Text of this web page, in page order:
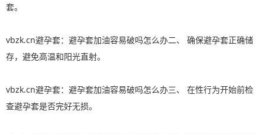
套。
vbzk.cn避孕套：避孕套加油容易破吗怎么办二、 确保避孕套正确储
存，避免高温和阳光直射。
vbzk.cn避孕套：避孕套加油容易破吗怎么办三、 在性行为开始前检
查避孕套是否完好无损。